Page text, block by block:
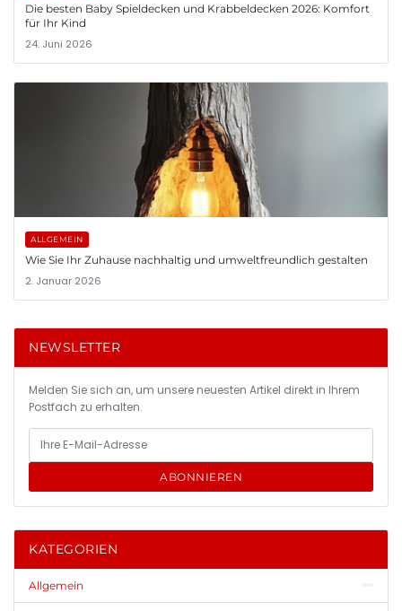
Die besten Baby Spieldecken und Krabbeldecken 2026: Komfort
für Ihr Kind
24. Juni 2026
ALLGEMEIN
Wie Sie Ihr Zuhause nachhaltig und umweltfreundlich gestalten
2. Januar 2026
NEWSLETTER
Melden Sie sich an, um unsere neuesten Artikel direkt in Ihrem
Postfach zu erhalten.
ABONNIEREN
KATEGORIEN
Allgemein